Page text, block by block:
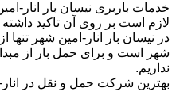
خدمات باربری نیسان بار انار-
لازم است بر روی آن تاکید
در نیسان بار انار-امین شهر تنها
شهر است و برای حمل بار از
نداریم.
بهترین شرکت حمل و نقل در